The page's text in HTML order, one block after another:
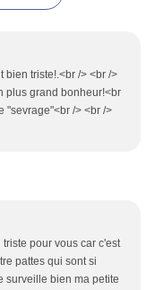
bien triste!.<br /> <br />
plus grand bonheur!<br
"sevrage"<br /> <br />
pour vous car c'est
pattes qui sont si
surveille bien ma petite